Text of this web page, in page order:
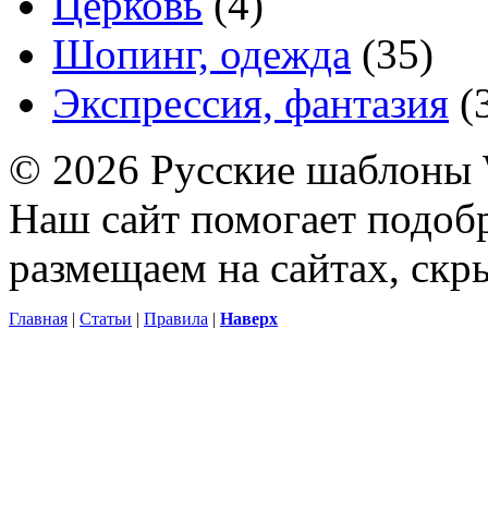
Шопинг, одежда (35)
Экспрессия, фантазия
© 2026 Русские шаблоны
Наш сайт помогает
размещаем на сайтах,
Главная | Статьи | Правила | Наверх